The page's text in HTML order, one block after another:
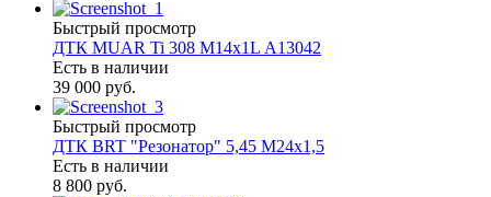
Быстрый просмотр
ДТК MUAR Ti 308 М14х1L А13042
Есть в наличии
39 000 руб.
Быстрый просмотр
ДТК BRT "Резонатор" 5,45 М24х1,5
Есть в наличии
8 800 руб.